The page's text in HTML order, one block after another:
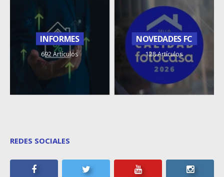
INFORMES
692 Artículos
NOVEDADES FC
128 Artículos
REDES SOCIALES